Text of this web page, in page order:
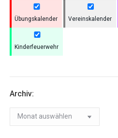
Übungskalender Vereinskalender
Kinderfeuerwehr
Archiv:
Archiv: